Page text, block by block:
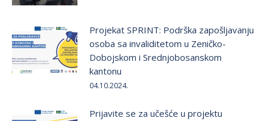
Projekat SPRINT: Podrška zapošljavanju
osoba sa invaliditetom u Zeničko-
Dobojskom i Srednjobosanskom
kantonu
04.10.2024.
Prijavite se za učešće u projektu